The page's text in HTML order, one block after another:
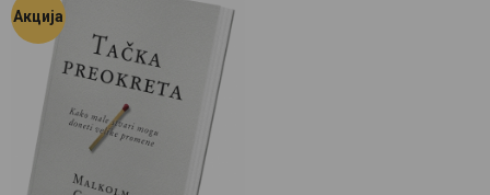
0
0
рсд.
0
рсд.
Акција